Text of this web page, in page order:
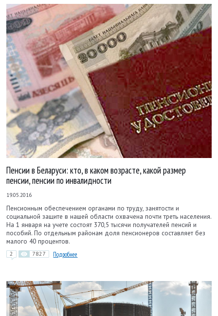
Пенсии в Беларуси: кто, в каком возрасте, какой размер
пенсии, пенсии по инвалидности
19.05.2016
Пенсионным обеспечением органами по труду, занятости и
социальной защите в нашей области охвачена почти треть населения.
На 1 января на учете состоят 370,5 тысячи получателей пенсий и
пособий. По отдельным районам доля пенсионеров составляет без
малого 40 процентов.
2 7827 Подробнее